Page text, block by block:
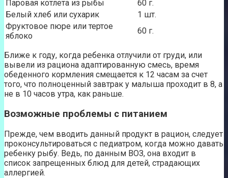
Паровая котлета из рыбы
60 г.
Белый хлеб или сухарик
1 шт.
Фруктовое пюре или тертое
яблоко
60 г.
Ближе к году, когда ребенка отлучили от груди, или
вывели из рациона адаптированную смесь, время
обеденного кормления смещается к 12 часам за счет
того, что полноценный завтрак у малыша проходит в 8, а
не в 10 часов утра, как раньше.
Возможные проблемы с питанием
Прежде, чем вводить данный продукт в рацион, следует
проконсультироваться с педиатром, когда можно давать
ребенку рыбу. Ведь, по данным ВОЗ, она входит в
список запрещенных блюд для детей, страдающих
аллергией.